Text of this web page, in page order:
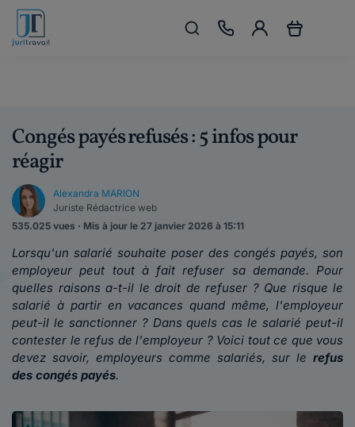
Congés payés refusés : 5 infos pour
réagir
Alexandra MARION
Juriste Rédactrice web
535.025 vues · Mis à jour le 27 janvier 2026 à 15:11
Lorsqu'un salarié souhaite poser des congés payés, son
employeur peut tout à fait refuser sa demande. Pour
quelles raisons a-t-il le droit de refuser ? Que risque le
salarié à partir en vacances quand même, l'employeur
peut-il le sanctionner ? Dans quels cas le salarié peut-il
contester le refus de l'employeur ? Voici tout ce que vous
devez savoir, employeurs comme salariés, sur le refus
des congés payés.